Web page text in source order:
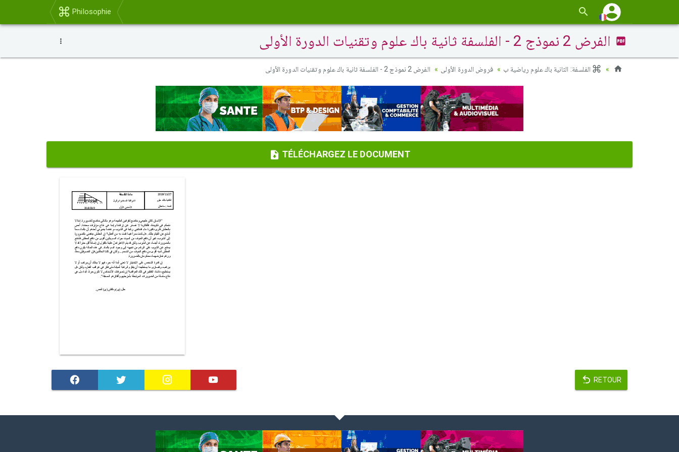
Philosophie
الفرض 2 نموذج 2 - الفلسفة ثانية باك علوم وتقنيات الدورة الأولى
الفلسفة: الثانية باك علوم رياضية ب فروض الدورة الأولى الفرض 2 نموذج 2 - الفلسفة ثانية باك علوم وتقنيات الدورة الأولى
TÉLÉCHARGEZ LE DOCUMENT
RETOUR